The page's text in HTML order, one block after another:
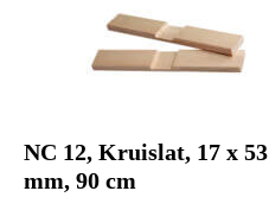
NC 12, Kruislat, 17 x 53
mm, 90 cm